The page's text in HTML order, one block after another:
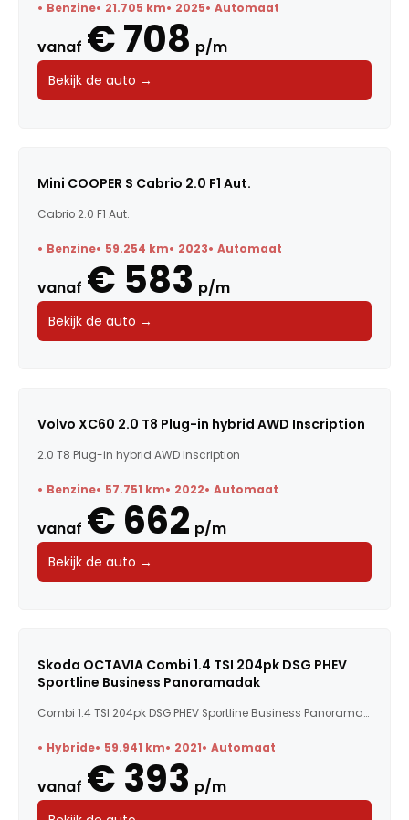
Benzine 21.705 km 2025 Automaat
vanaf € 708 p/m
Bekijk de auto →
Mini COOPER S Cabrio 2.0 F1 Aut.
Cabrio 2.0 F1 Aut.
Benzine 59.254 km 2023 Automaat
vanaf € 583 p/m
Bekijk de auto →
Volvo XC60 2.0 T8 Plug-in hybrid AWD Inscription
2.0 T8 Plug-in hybrid AWD Inscription
Benzine 57.751 km 2022 Automaat
vanaf € 662 p/m
Bekijk de auto →
Skoda OCTAVIA Combi 1.4 TSI 204pk DSG PHEV
Sportline Business Panoramadak
Combi 1.4 TSI 204pk DSG PHEV Sportline Business Panoramad...
Hybride 59.941 km 2021 Automaat
vanaf € 393 p/m